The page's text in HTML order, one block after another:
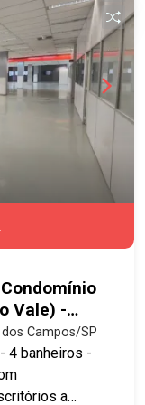
antichamas*
- 1
220 volts -
Alarme de
de acordo
Vale) -
dasCampos/SP
4 banheiros -
a